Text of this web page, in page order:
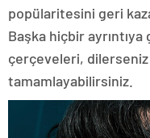
popülaritesini geri
Başka hiçbir
çerçeveleri,
tamamlayabilirsiniz.